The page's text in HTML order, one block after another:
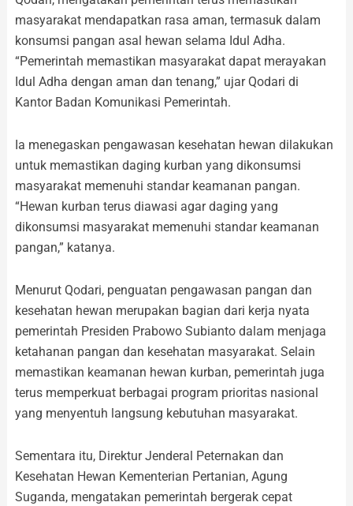
masyarakat mendapatkan rasa aman, termasuk dalam
konsumsi pangan asal hewan selama Idul Adha.
“Pemerintah memastikan masyarakat dapat merayakan
Idul Adha dengan aman dan tenang,” ujar Qodari di
Kantor Badan Komunikasi Pemerintah.
Ia menegaskan pengawasan kesehatan hewan dilakukan
untuk memastikan daging kurban yang dikonsumsi
masyarakat memenuhi standar keamanan pangan.
“Hewan kurban terus diawasi agar daging yang
dikonsumsi masyarakat memenuhi standar keamanan
pangan,” katanya.
Menurut Qodari, penguatan pengawasan pangan dan
kesehatan hewan merupakan bagian dari kerja nyata
pemerintah Presiden Prabowo Subianto dalam menjaga
ketahanan pangan dan kesehatan masyarakat. Selain
memastikan keamanan hewan kurban, pemerintah juga
terus memperkuat berbagai program prioritas nasional
yang menyentuh langsung kebutuhan masyarakat.
Sementara itu, Direktur Jenderal Peternakan dan
Kesehatan Hewan Kementerian Pertanian, Agung
Suganda, mengatakan pemerintah bergerak cepat